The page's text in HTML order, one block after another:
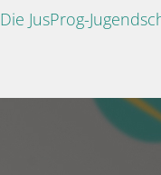
Die JusProg-